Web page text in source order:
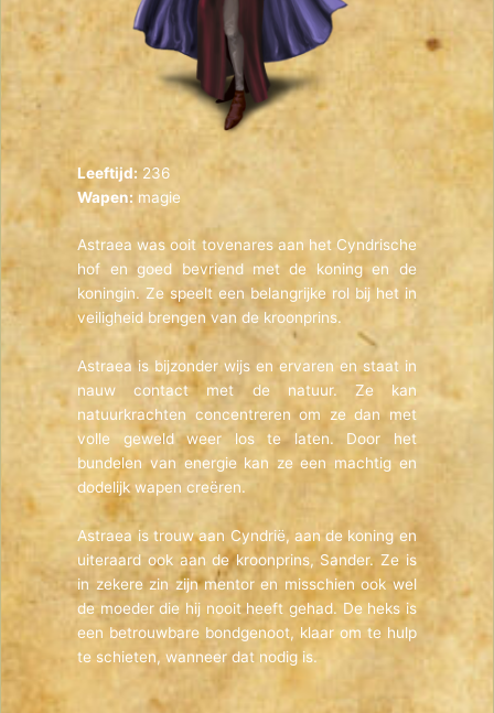
Leeftijd: 236
Wapen: magie
Astraea was ooit tovenares aan het Cyndrische
hof en goed bevriend met de koning en de
koningin. Ze speelt een belangrijke rol bij het in
veiligheid brengen van de kroonprins.
Astraea is bijzonder wijs en ervaren en staat in
nauw contact met de natuur. Ze kan
natuurkrachten concentreren om ze dan met
volle geweld weer los te laten. Door het
bundelen van energie kan ze een machtig en
dodelijk wapen creëren.
Astraea is trouw aan Cyndrië, aan de koning en
uiteraard ook aan de kroonprins, Sander. Ze is
in zekere zin zijn mentor en misschien ook wel
de moeder die hij nooit heeft gehad. De heks is
een betrouwbare bondgenoot, klaar om te hulp
te schieten, wanneer dat nodig is.